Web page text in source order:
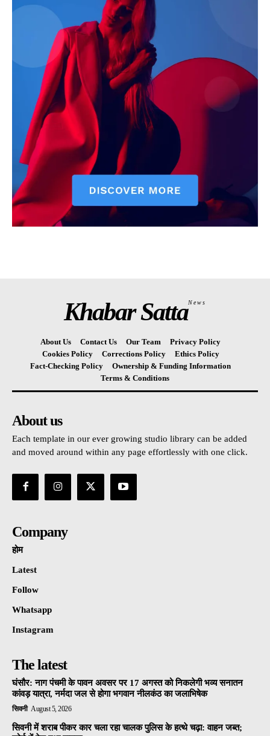
Khabar SattaNews
About Us Contact Us Our Team
Privacy Policy
Cookies Policy
Corrections Policy
Ethics Policy
Fact-Checking Policy
Ownership & Funding Information
Terms & Conditions
About us
Each template in our ever growing studio library can be added
and moved around within any page effortlessly with one click.
Company
होम
Latest
Follow
Whatsapp
Instagram
The latest
घंसौर: नाग पंचमी के पावन अवसर पर 17 अगस्त को निकलेगी भव्य सनातन
कांवड़ यात्रा, नर्मदा जल से होगा भगवान नीलकंठ का जलाभिषेक
सिवनी August 5, 2026
सिवनी में शराब पीकर कार चला रहा चालक पुलिस के हत्थे चढ़ा: वाहन जब्त;